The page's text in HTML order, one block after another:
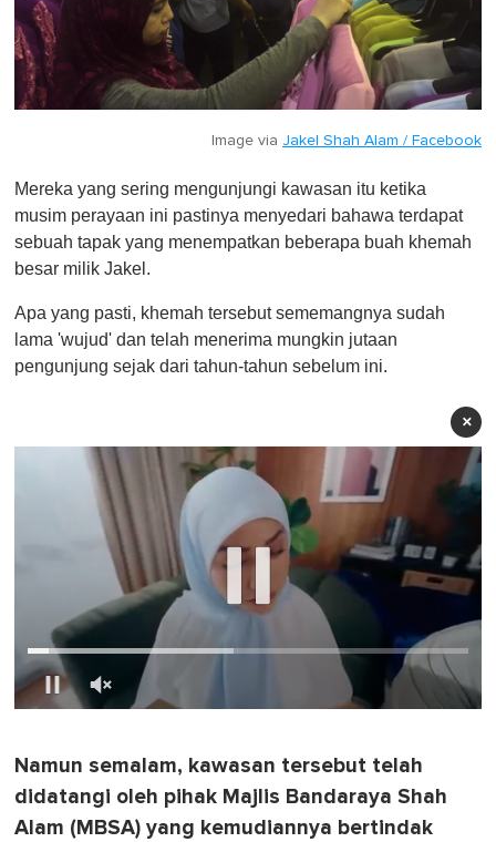
Image via Jakel Shah Alam / Facebook
Mereka yang sering mengunjungi kawasan itu ketika
musim perayaan ini pastinya menyedari bahawa terdapat
sebuah tapak yang menempatkan beberapa buah khemah
besar milik Jakel.
Apa yang pasti, khemah tersebut sememangnya sudah
lama 'wujud' dan telah menerima mungkin jutaan
pengunjung sejak dari tahun-tahun sebelum ini.
×
1
m
i
n
Namun semalam, kawasan tersebut telah
didatangi oleh pihak Majlis Bandaraya Shah
Alam (MBSA) yang kemudiannya bertindak